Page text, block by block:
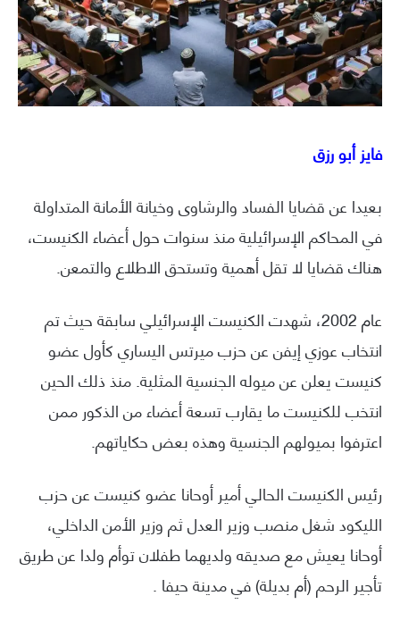
فايز أبو رزق
بعيدا عن قضايا الفساد والرشاوى وخيانة الأمانة المتداولة
في المحاكم الإسرائيلية منذ سنوات حول أعضاء الكنيست،
هناك قضايا لا تقل أهمية وتستحق الاطلاع والتمعن.
عام 2002، شهدت الكنيست الإسرائيلي سابقة حيث تم
انتخاب عوزي إيفن عن حزب ميرتس اليساري كأول عضو
كنيست يعلن عن ميوله الجنسية المثلية. منذ ذلك الحين
انتخب للكنيست ما يقارب تسعة أعضاء من الذكور ممن
اعترفوا بميولهم الجنسية وهذه بعض حكاياتهم.
رئيس الكنيست الحالي أمير أوحانا عضو كنيست عن حزب
الليكود شغل منصب وزير العدل ثم وزير الأمن الداخلي،
أوحانا يعيش مع صديقه ولديهما طفلان توأم ولدا عن طريق
تأجير الرحم (أم بديلة) في مدينة حيفا .